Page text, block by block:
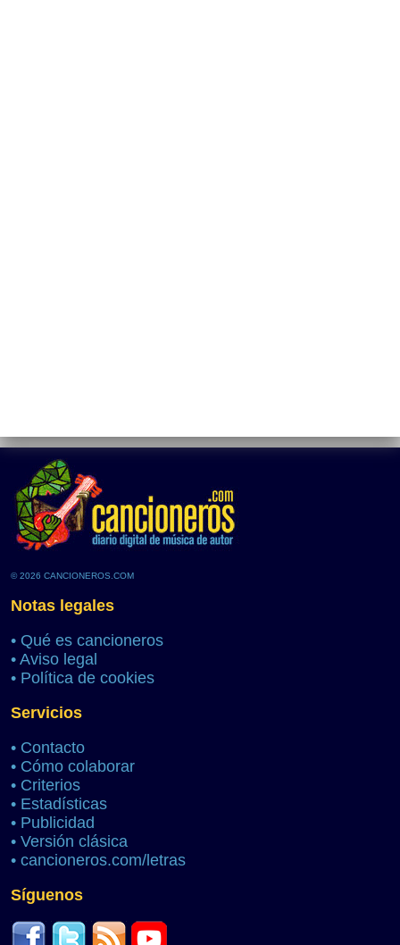
© 2026 CANCIONEROS.COM
Notas legales
• Qué es cancioneros
• Aviso legal
• Política de cookies
Servicios
• Contacto
• Cómo colaborar
• Criterios
• Estadísticas
• Publicidad
• Versión clásica
• cancioneros.com/letras
Síguenos